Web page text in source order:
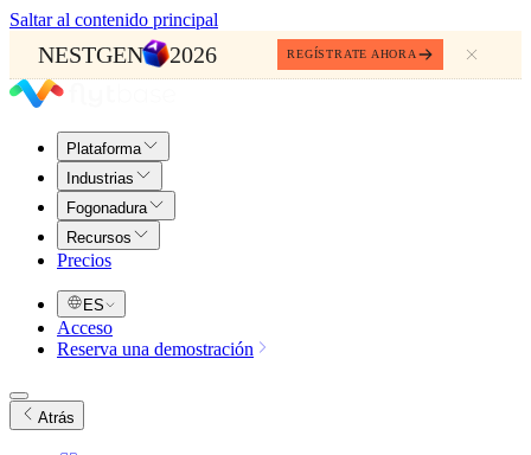
Saltar al contenido principal
NESTGEN 2026 REGÍSTRATE AHORA
Plataforma
Industrias
Fogonadura
Recursos
Precios
ES
Acceso
Reserva una demostración
Atrás